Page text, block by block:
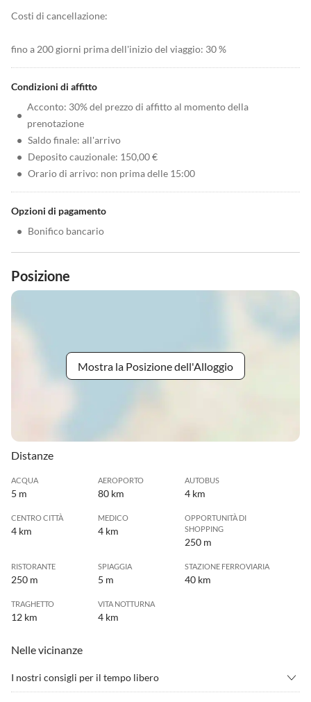
Costi di cancellazione:
fino a 200 giorni prima dell'inizio del viaggio: 30 %
Condizioni di affitto
•
Acconto: 30% del prezzo di affitto al momento della
prenotazione
• Saldo finale: all'arrivo
• Deposito cauzionale: 150,00 €
• Orario di arrivo: non prima delle 15:00
Opzioni di pagamento
• Bonifico bancario
Posizione
Mostra la Posizione dell'Alloggio
Distanze
ACQUA
5 m
AEROPORTO
80 km
AUTOBUS
4 km
CENTRO CITTÀ
4 km
MEDICO
4 km
OPPORTUNITÀ DI
SHOPPING
250 m
RISTORANTE
250 m
SPIAGGIA
5 m
STAZIONE FERROVIARIA
40 km
TRAGHETTO
12 km
VITA NOTTURNA
4 km
Nelle vicinanze
I nostri consigli per il tempo libero